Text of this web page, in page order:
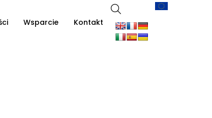
Wsparcie Kontakt